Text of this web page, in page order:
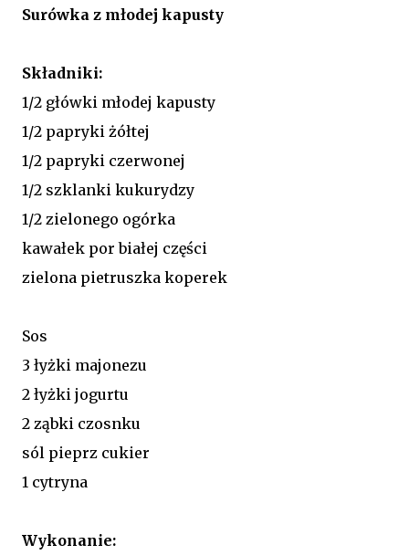
Surówka z młodej kapusty
Składniki:
1/2 główki młodej kapusty
1/2 papryki żółtej
1/2 papryki czerwonej
1/2 szklanki kukurydzy
1/2 zielonego ogórka
kawałek por białej części
zielona pietruszka koperek
Sos
3 łyżki majonezu
2 łyżki jogurtu
2 ząbki czosnku
sól pieprz cukier
1 cytryna
Wykonanie: